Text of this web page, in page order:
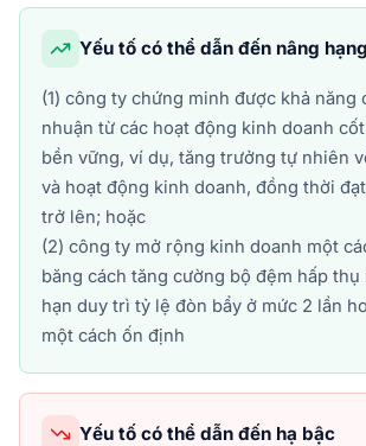
Yếu tố có thể dẫn đến nâng hạng
(1) công ty chứng minh được khả năng
nhuận từ các hoạt động kinh doanh
bền vững, ví dụ, tăng trưởng tự nhiên
và hoạt động kinh doanh, đồng thời đạt
trở lên; hoặc
(2) công ty mở rộng kinh doanh một
băng cách tăng cường bộ đệm hấp
hạn duy trì tỷ lệ đòn bẩy ở mức 2 lần
một cách ốn định
Yếu tố có thể dẫn đến hạ bậc